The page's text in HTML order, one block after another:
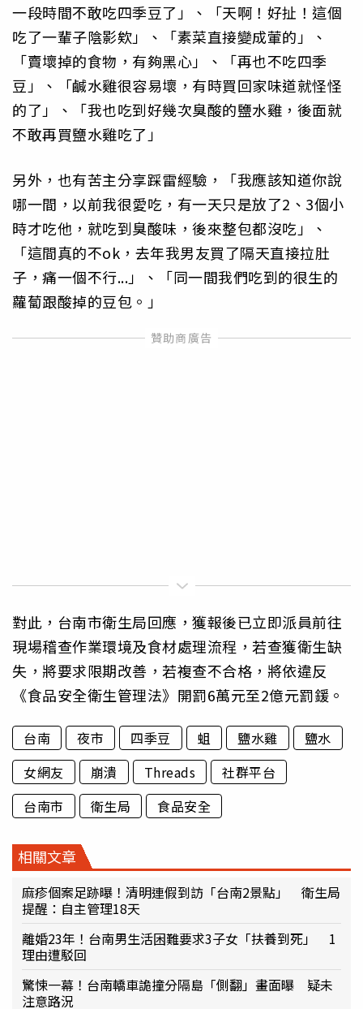
一段時間不敢吃四季豆了」、「天啊！好扯！這個
吃了一輩子陰影欸」、「素菜直接變成葷的」、
「賣壞掉的食物，有夠黑心」、「再也不吃四季
豆」、「鹹水雞很容易壞，有時買回家味道就怪怪
的了」、「我也吃到好幾次臭酸的鹽水雞，後面就
不敢再買鹽水雞吃了」
另外，也有苦主分享踩雷經驗，「我應該知道你說
哪一間，以前我很愛吃，有一天只是放了2、3個小
時才吃他，就吃到臭酸味，後來整包都沒吃」、
「這間真的不ok，去年我男友買了隔天直接拉肚
子，痛一個不行...」、「同一間我們吃到的很生的
蘿蔔跟酸掉的豆包。」
對此，台南市衛生局回應，獲報後已立即派員前往
現場稽查作業環境及食材處理流程，若查獲衛生缺
失，將要求限期改善，若複查不合格，將依違反
《食品安全衛生管理法》開罰6萬元至2億元罰鍰。
台南 夜市 四季豆 蛆 鹽水雞
鹽水
女網友
崩潰 Threads
社群平台
台南市
衛生局 食品安全
相關文章
麻疹個案足跡曝！清明連假到訪「台南2景點」 衛生局
提醒：自主管理18天
離婚23年！台南男生活困難要求3子女「扶養到死」 1
理由遭駁回
驚悚一幕！台南轎車詭撞分隔島「側翻」畫面曝 疑未
注意路況